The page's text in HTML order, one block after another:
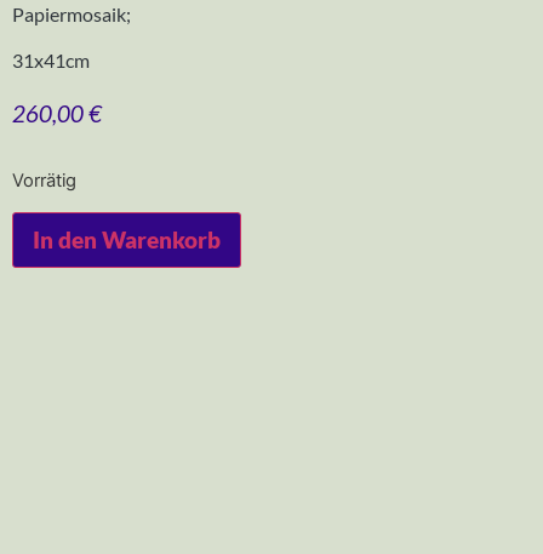
Papiermosaik;
31x41cm
260,00€
Vorrätig
In den Warenkorb